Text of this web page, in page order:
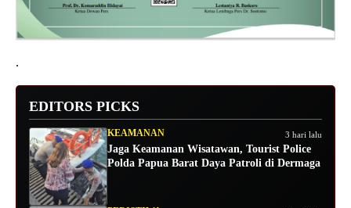
.
EDITORS PICKS
KEAMANAN 3 hari lalu
Jaga Keamanan Wisatawan, Tourist Police
Polda Papua Barat Daya Patroli di Dermaga